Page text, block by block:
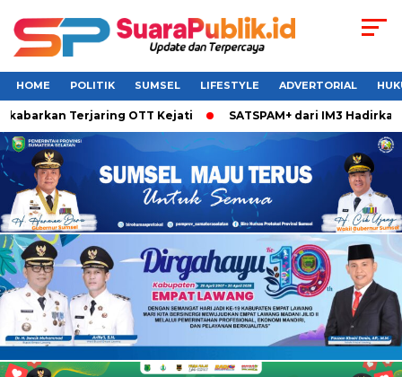
HOME POLITIK SUMSEL LIFESTYLE ADVERTORIAL
Terjaring OTT Kejati SATSPAM+ dari IM3 Hadirkan